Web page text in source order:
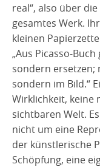
real“, also über
gesamtes Werk.
kleinen
„Aus Picasso-
sondern ersetzen;
sondern im Bild.“
Wirklichkeit, keine
sichtbaren Welt.
nicht um eine
der künstlerische
Schöpfung, eine